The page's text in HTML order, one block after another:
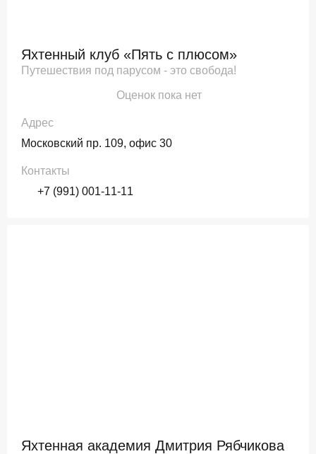
Яхтенный клуб «Пять с плюсом»
Путешествия под парусом - это свобода!
Оценок пока нет
Адрес
Московский пр. 109, офис 30
Контакты
+7 (991) 001-11-11
Яхтенная академия Дмитрия Рябчикова